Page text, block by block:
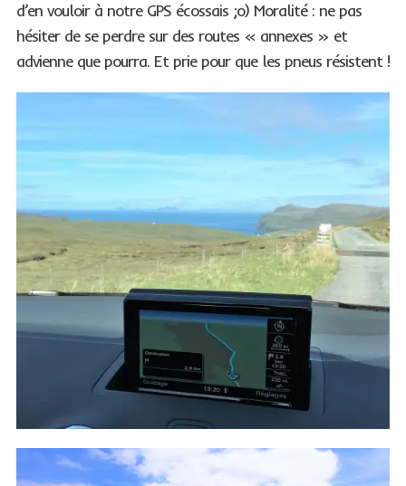
d’en vouloir à notre GPS écossais ;o) Moralité : ne pas
hésiter de se perdre sur des routes « annexes » et
advienne que pourra. Et prie pour que les pneus résistent !